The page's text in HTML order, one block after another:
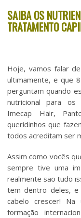
SAIBA OS
TRATAMENTO
Hoje, vamos falar
ultimamente, e que
perguntam quando
nutricional para os
Imecap Hair,
queridinhos que
todos acreditam ser
Assim como vocês
sempre tive uma
realmente são tudo
tem dentro deles, e
cabelo crescer! Na
formação